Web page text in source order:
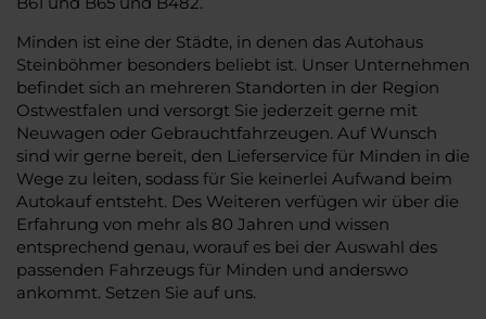
Minden ist eine der Städte, in denen das Autohaus
Steinböhmer besonders beliebt ist. Unser Unternehmen
befindet sich an mehreren Standorten in der Region
Ostwestfalen und versorgt Sie jederzeit gerne mit
Neuwagen oder Gebrauchtfahrzeugen. Auf Wunsch
sind wir gerne bereit, den Lieferservice für Minden in die
Wege zu leiten, sodass für Sie keinerlei Aufwand beim
Autokauf entsteht. Des Weiteren verfügen wir über die
Erfahrung von mehr als 80 Jahren und wissen
entsprechend genau, worauf es bei der Auswahl des
passenden Fahrzeugs für Minden und anderswo
ankommt. Setzen Sie auf uns.